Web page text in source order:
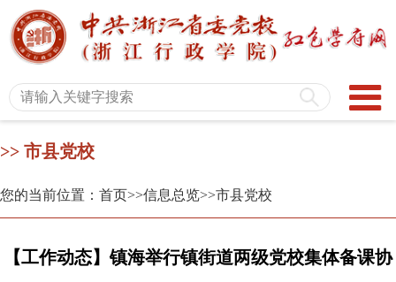
>> 市县党校
您的当前位置：首页>>信息总览>>市县党校
【工作动态】镇海举行镇街道两级党校集体备课协